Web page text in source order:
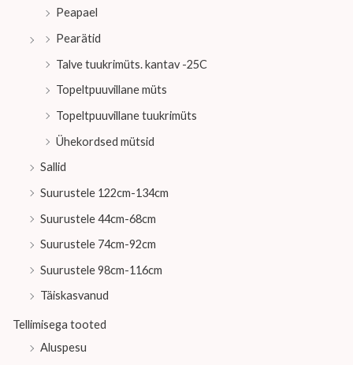
Peapael
Pearätid
Talve tuukrimüts. kantav -25C
Topeltpuuvillane müts
Topeltpuuvillane tuukrimüts
Ühekordsed mütsid
Sallid
Suurustele 122cm-134cm
Suurustele 44cm-68cm
Suurustele 74cm-92cm
Suurustele 98cm-116cm
Täiskasvanud
Tellimisega tooted
Aluspesu